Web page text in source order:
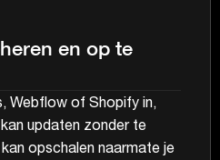
en op te
Webflow of Shopify in,
updaten zonder te
opschalen naarmate je